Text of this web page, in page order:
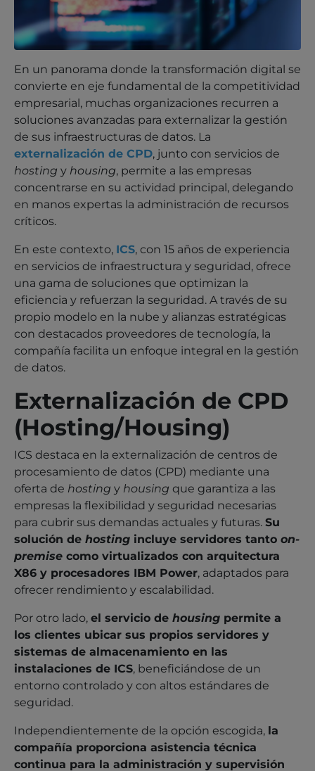
En un panorama donde la transformación digital se
convierte en eje fundamental de la competitividad
empresarial, muchas organizaciones recurren a
soluciones avanzadas para externalizar la gestión
de sus infraestructuras de datos. La
externalización de CPD, junto con servicios de
hosting y housing, permite a las empresas
concentrarse en su actividad principal, delegando
en manos expertas la administración de recursos
críticos.
En este contexto, ICS, con 15 años de experiencia
en servicios de infraestructura y seguridad, ofrece
una gama de soluciones que optimizan la
eficiencia y refuerzan la seguridad. A través de su
propio modelo en la nube y alianzas estratégicas
con destacados proveedores de tecnología, la
compañía facilita un enfoque integral en la gestión
de datos.
Externalización de CPD
(Hosting/Housing)
ICS destaca en la externalización de centros de
procesamiento de datos (CPD) mediante una
oferta de hosting y housing que garantiza a las
empresas la flexibilidad y seguridad necesarias
para cubrir sus demandas actuales y futuras. Su
solución de hosting incluye servidores tanto on-
premise como virtualizados con arquitectura
X86 y procesadores IBM Power, adaptados para
ofrecer rendimiento y escalabilidad.
Por otro lado, el servicio de housing permite a
los clientes ubicar sus propios servidores y
sistemas de almacenamiento en las
instalaciones de ICS, beneficiándose de un
entorno controlado y con altos estándares de
seguridad.
Independientemente de la opción escogida, la
compañía proporciona asistencia técnica
continua para la administración y supervisión